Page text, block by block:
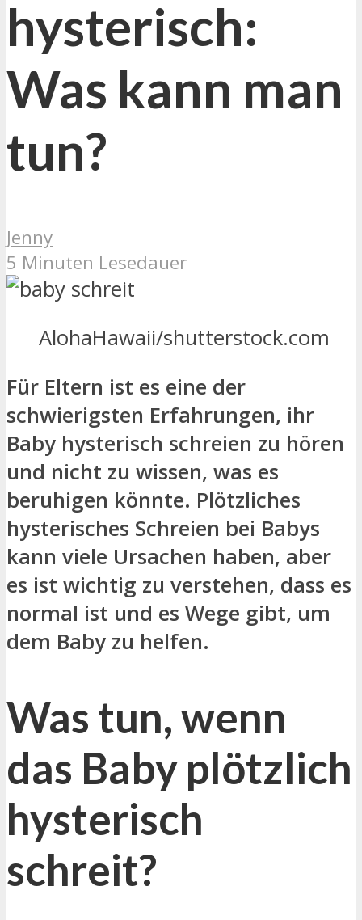
hysterisch:
Was kann man
tun?
Jenny
5 Minuten Lesedauer
AlohaHawaii/shutterstock.com
Für Eltern ist es eine der
schwierigsten Erfahrungen, ihr
Baby hysterisch schreien zu hören
und nicht zu wissen, was es
beruhigen könnte. Plötzliches
hysterisches Schreien bei Babys
kann viele Ursachen haben, aber
es ist wichtig zu verstehen, dass es
normal ist und es Wege gibt, um
dem Baby zu helfen.
Was tun, wenn
das Baby plötzlich
hysterisch
schreit?